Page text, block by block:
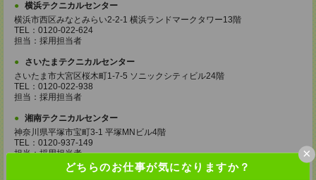
どちらのお仕事が気になりますか？
×
横浜テクニカルセンター
横浜市西区みなとみらい2-2-1 横浜ランドマークタワー13階
TEL：0120-022-624
担当：採用担当者
さいたまテクニカルセンター
さいたま市大宮区桜木町1-7-5 ソニックシティビル24階
TEL：0120-022-938
担当：採用担当者
湘南テクニカルセンター
神奈川県平塚市宝町3-1 平塚MNビル4階
TEL：0120-937-149
担当：採用担当者
西東京テクニカルセンター